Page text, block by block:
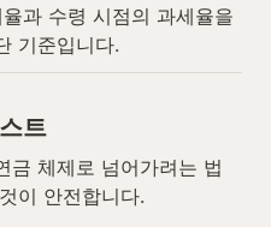
과 수령 시점의 과세율을
기준입니다.
트
금 체제로 넘어가려는 법
이 안전합니다.